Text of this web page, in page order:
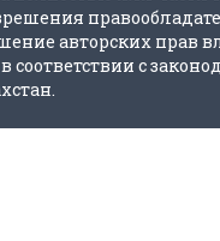
авторских прав
соответствии с